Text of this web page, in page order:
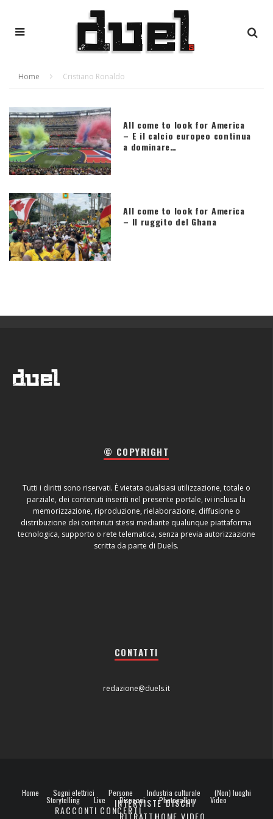
Home Cristiano Ronaldo
All come to look for America
– E il calcio europeo continua
a dominare…
All come to look for America
– Il ruggito del Ghana
© COPYRIGHT
Tutti i diritti sono riservati. È vietata qualsiasi utilizzazione, totale o
parziale, dei contenuti inseriti nel presente portale, ivi inclusa la
memorizzazione, riproduzione, rielaborazione, diffusione o
distribuzione dei contenuti stessi mediante qualunque piattaforma
tecnologica, supporto o rete telematica, senza previa autorizzazione
scritta da parte di Duels.
CONTATTI
redazione@duels.it
Home Sogni elettrici Persone
INTERVISTE
Industria culturale
DISCHI
(Non) luoghi
Storytelling
RACCONTI
Live
CONCERTI
Dispacci Photogallery Video